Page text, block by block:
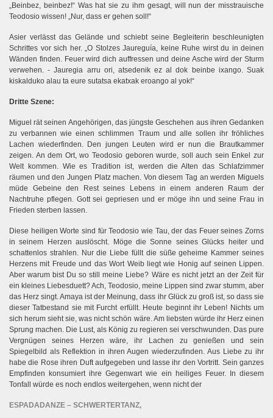
„Beinbez, beinbez!“ Was hat sie zu ihm gesagt, will nun der misstrauische
Teodosio wissen! „Nur, dass er gehen soll!“
Asier verlässt das Gelände und schiebt seine Begleiterin beschleunigten
Schrittes vor sich her. „O Stolzes Jaureguía, keine Ruhe wirst du in deinen
Wänden finden. Feuer wird dich auffressen und deine Asche wird der Sturm
verwehen. - Jauregia arru ori, atsedenik ez al dok beinbe ixango. Suak
kiskalduko alau ta eure sutatsa ekatxak eroango al yok!“
Dritte Szene:
Miguel rät seinen Angehörigen, das jüngste Geschehen aus ihren Gedanken
zu verbannen wie einen schlimmen Traum und alle sollen ihr fröhliches
Lachen wiederfinden. Den jungen Leuten wird er nun die Brautkammer
zeigen. An dem Ort, wo Teodosio geboren wurde, soll auch sein Enkel zur
Welt kommen. Wie es Tradition ist, werden die Alten das Schlafzimmer
räumen und den Jungen Platz machen. Von diesem Tag an werden Miguels
müde Gebeine den Rest seines Lebens in einem anderen Raum der
Nachtruhe pflegen. Gott sei gepriesen und er möge ihn und seine Frau in
Frieden sterben lassen.
Diese heiligen Worte sind für Teodosio wie Tau, der das Feuer seines Zorns
in seinem Herzen auslöscht. Möge die Sonne seines Glücks heiter und
schattenlos strahlen. Nur die Liebe füllt die süße geheime Kammer seines
Herzens mit Freude und das Wort Weib liegt wie Honig auf seinen Lippen.
Aber warum bist Du so still meine Liebe? Wäre es nicht jetzt an der Zeit für
ein kleines Liebesduett? Ach, Teodosio, meine Lippen sind zwar stumm, aber
das Herz singt. Amaya ist der Meinung, dass ihr Glück zu groß ist, so dass sie
dieser Tatbestand sie mit Furcht erfüllt. Heute beginnt ihr Leben! Nichts um
sich herum sieht sie, was nicht schön wäre. Am liebsten würde ihr Herz einen
Sprung machen. Die Lust, als König zu regieren sei verschwunden. Das pure
Vergnügen seines Herzen wäre, ihr Lachen zu genießen und sein
Spiegelbild als Reflektion in ihren Augen wiederzufinden. Aus Liebe zu ihr
habe die Rose ihren Duft aufgegeben und lasse ihr den Vortritt. Sein ganzes
Empfinden konsumiert ihre Gegenwart wie ein heiliges Feuer. In diesem
Tonfall würde es noch endlos weitergehen, wenn nicht der
ESPADADANZE – SCHWERTERTANZ,